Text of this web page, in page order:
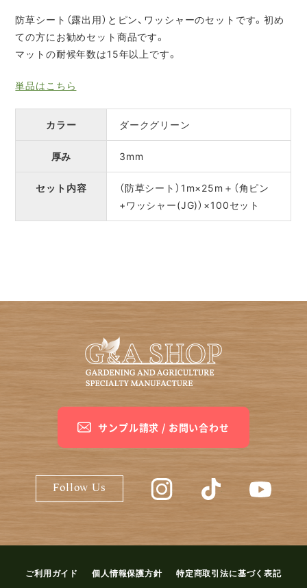
防草シート（露出用）とピン、ワッシャーのセットです。初め
ての方にお勧めセット商品です。
マットの耐候年数は15年以上です。
単品はこちら
カラー ダークグリーン
厚み 3mm
セット内容
（防草シート）1m×25m＋（角ピン
+ワッシャー(JG)）×100セット
サンプル請求 / お問い合わせ
Follow Us G&A SHOP公式Instagram
G&A SHOP公式
G&A
ご利用ガイド 個人情報保護方針 特定商取引法に基づく表記